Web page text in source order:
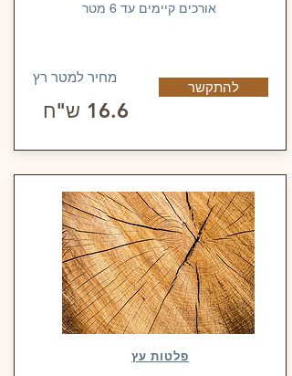
אורכים קיימים עד 6 מטר
מחיר למטר רץ
16.6 ש"ח
להתקשר
פלטות עץ